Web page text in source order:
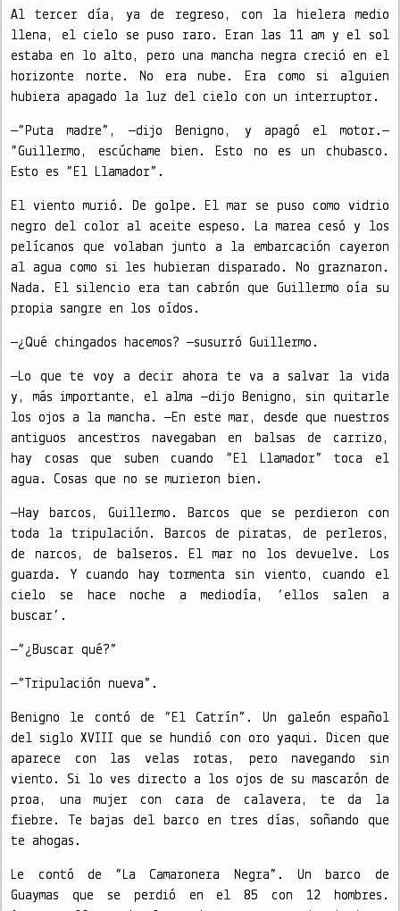
Al tercer día, ya de regreso, con la hielera medio
llena, el cielo se puso raro. Eran las 11 am y el sol
estaba en lo alto, pero una mancha negra creció en el
horizonte norte. No era nube. Era como si alguien
hubiera apagado la luz del cielo con un interruptor.
—“Puta madre”, —dijo Benigno, y apagó el motor.—
“Guillermo, escúchame bien. Esto no es un chubasco.
Esto es “El Llamador”.
El viento murió. De golpe. El mar se puso como vidrio
negro del color al aceite espeso. La marea cesó y los
pelícanos que volaban junto a la embarcación cayeron
al agua como si les hubieran disparado. No graznaron.
Nada. El silencio era tan cabrón que Guillermo oía su
propia sangre en los oídos.
—¿Qué chingados hacemos? —susurró Guillermo.
—Lo que te voy a decir ahora te va a salvar la vida
y, más importante, el alma —dijo Benigno, sin quitarle
los ojos a la mancha. —En este mar, desde que nuestros
antiguos ancestros navegaban en balsas de carrizo,
hay cosas que suben cuando “El Llamador” toca el
agua. Cosas que no se murieron bien.
—Hay barcos, Guillermo. Barcos que se perdieron con
toda la tripulación. Barcos de piratas, de perleros,
de narcos, de balseros. El mar no los devuelve. Los
guarda. Y cuando hay tormenta sin viento, cuando el
cielo se hace noche a mediodía, ‘ellos salen a
buscar’.
—“¿Buscar qué?”
—“Tripulación nueva”.
Benigno le contó de “El Catrín”. Un galeón español
del siglo XVIII que se hundió con oro yaqui. Dicen que
aparece con las velas rotas, pero navegando sin
viento. Si lo ves directo a los ojos de su mascarón de
proa, una mujer con cara de calavera, te da la
fiebre. Te bajas del barco en tres días, soñando que
te ahogas.
Le contó de “La Camaronera Negra”. Un barco de
Guaymas que se perdió en el 85 con 12 hombres.